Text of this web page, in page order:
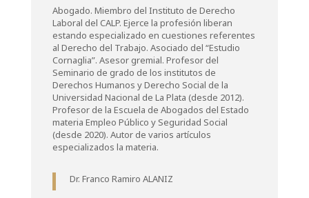
Abogado. Miembro del Instituto de Derecho
Laboral del CALP. Ejerce la profesión liberan
estando especializado en cuestiones referentes
al Derecho del Trabajo. Asociado del “Estudio
Cornaglia”. Asesor gremial. Profesor del
Seminario de grado de los institutos de
Derechos Humanos y Derecho Social de la
Universidad Nacional de La Plata (desde 2012).
Profesor de la Escuela de Abogados del Estado
materia Empleo Público y Seguridad Social
(desde 2020). Autor de varios artículos
especializados la materia.
Dr. Franco Ramiro ALANIZ